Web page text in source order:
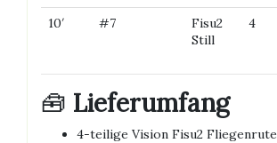
10′ #7
Fisu2
Still
4
🧰 Lieferumfang
4-teilige Vision Fisu2 Fliegenrute